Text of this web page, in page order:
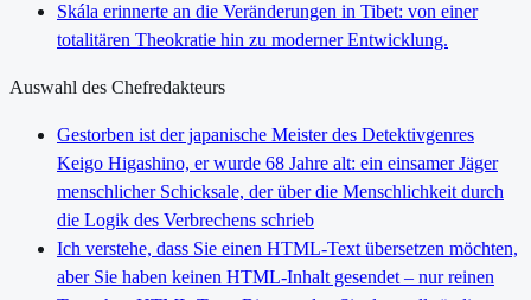
Skála erinnerte an die Veränderungen in Tibet: von einer
totalitären Theokratie hin zu moderner Entwicklung.
Auswahl des Chefredakteurs
Gestorben ist der japanische Meister des Detektivgenres
Keigo Higashino, er wurde 68 Jahre alt: ein einsamer Jäger
menschlicher Schicksale, der über die Menschlichkeit durch
die Logik des Verbrechens schrieb
Ich verstehe, dass Sie einen HTML-Text übersetzen möchten,
aber Sie haben keinen HTML-Inhalt gesendet – nur reinen